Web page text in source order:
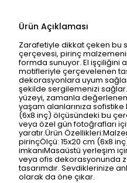
Ürün Açıklaması
Zarafetiyle dikkat çeken bu
çerçevesi, pirinç malzemenin
formda sunuyor. El işçiliğini
motifleriyle çerçevelenen
dekorasyonlara uyum
şekilde sergilemenizi
yüzeyi, zamanla değerlenen
yaşam alanlarınıza
(6x8 inç) ölçüsündeki bu
veya özel gün fotoğrafları
yaratır.Ürün
pirinçÖlçü: 15x20 cm (6x8
imkanıMasaüstü yerleşim
veya ofis dekorasyonunda
tasarımdır. Sevdiklerinize
olarak da öne çıkar.